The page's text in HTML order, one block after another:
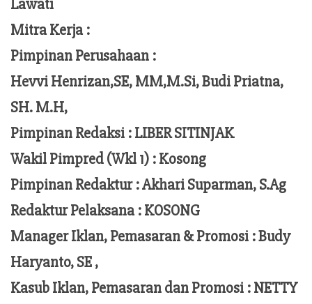
Lawati
Mitra Kerja :
Pimpinan Perusahaan :
Hevvi Henrizan,SE, MM,M.Si,Budi Priatna,
SH. M.H,
Pimpinan Redaksi :LIBER SITINJAK
Wakil Pimpred (Wkl 1) : Kosong
Pimpinan Redaktur :Akhari Suparman, S.Ag
Redaktur Pelaksana :KOSONG
Manager Iklan, Pemasaran & Promosi :Budy
Haryanto, SE ,
Kasub Iklan, Pemasaran dan Promosi :NETTY